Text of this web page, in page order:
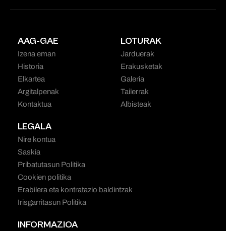
AAG-GAE
Izena eman
Historia
Elkartea
Argitalpenak
Kontaktua
LOTURAK
Jarduerak
Erakusketak
Galeria
Tailerrak
Albisteak
LEGALA
Nire kontua
Saskia
Pribatutasun Politika
Cookien politika
Erabilera eta kontratazio baldintzak
Irisgarritasun Politika
INFORMAZIOA